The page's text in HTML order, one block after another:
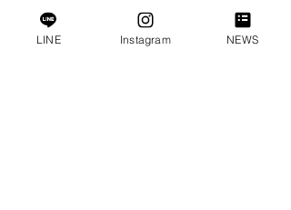
LINE Instagram NEWS